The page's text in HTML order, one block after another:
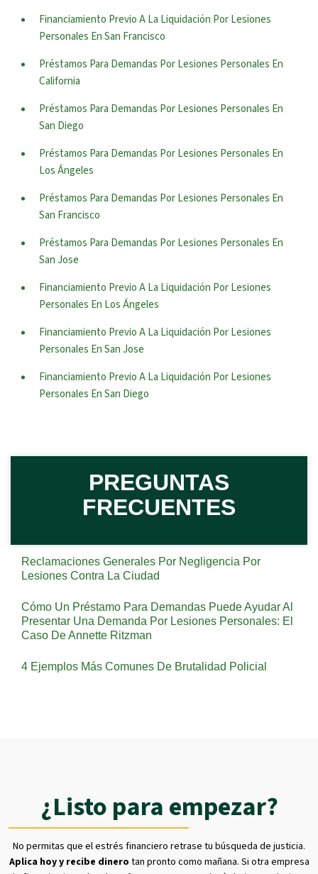
Financiamiento Previo A La Liquidación Por Lesiones
Personales En San Francisco
Préstamos Para Demandas Por Lesiones Personales En
California
Préstamos Para Demandas Por Lesiones Personales En
San Diego
Préstamos Para Demandas Por Lesiones Personales En
Los Ángeles
Préstamos Para Demandas Por Lesiones Personales En
San Francisco
Préstamos Para Demandas Por Lesiones Personales En
San Jose
Financiamiento Previo A La Liquidación Por Lesiones
Personales En Los Ángeles
Financiamiento Previo A La Liquidación Por Lesiones
Personales En San Jose
Financiamiento Previo A La Liquidación Por Lesiones
Personales En San Diego
PREGUNTAS
FRECUENTES
Reclamaciones Generales Por Negligencia Por
Lesiones Contra La Ciudad
Cómo Un Préstamo Para Demandas Puede Ayudar Al
Presentar Una Demanda Por Lesiones Personales: El
Caso De Annette Ritzman
4 Ejemplos Más Comunes De Brutalidad Policial
¿Listo para empezar?
No permitas que el estrés financiero retrase tu búsqueda de justicia.
Aplica hoy y recibe dinero tan pronto como mañana. Si otra empresa